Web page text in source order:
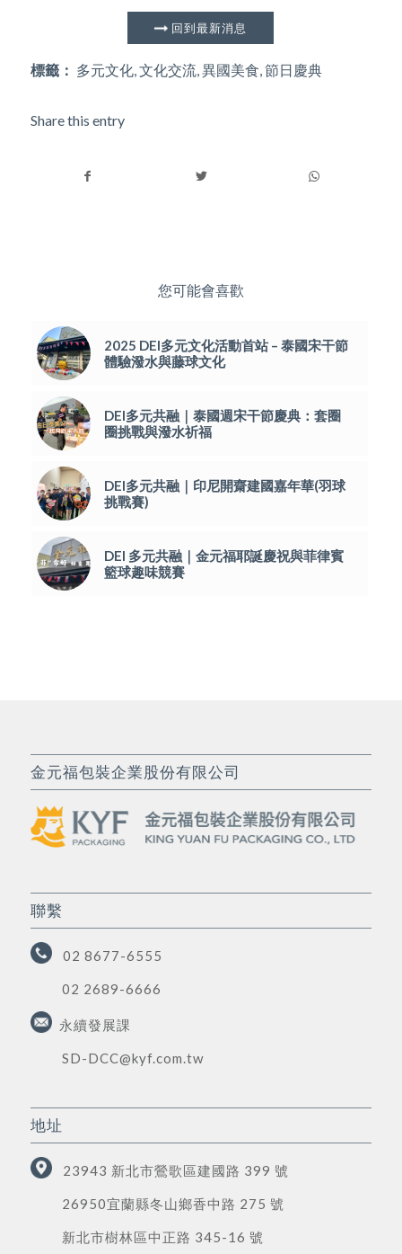
回到最新消息
標籤： 多元文化, 文化交流 異國美食 節日慶典
Share this entry
您可能會喜歡
2025 DEI多元文化活動首站 – 泰國宋干節
體驗潑水與藤球文化
DEI多元共融｜泰國週宋干節慶典：套圈
圈挑戰與潑水祈福
DEI多元共融｜印尼開齋建國嘉年華(羽球
挑戰賽)
DEI 多元共融｜金元福耶誕慶祝與菲律賓
籃球趣味競賽
金元福包裝企業股份有限公司
聯繫
02 8677-6555
02 2689-6666
永續發展課
SD-DCC@kyf.com.tw
地址
23943 新北市鶯歌區建國路 399 號
26950宜蘭縣冬山鄉香中路 275 號
新北市樹林區中正路 345-16 號